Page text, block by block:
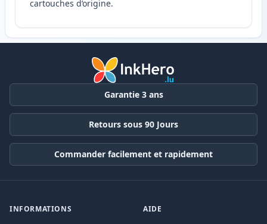
cartouches d’origine.
Garantie 3 ans
Retours sous 90 Jours
Commander facilement et rapidement
INFORMATIONS AIDE